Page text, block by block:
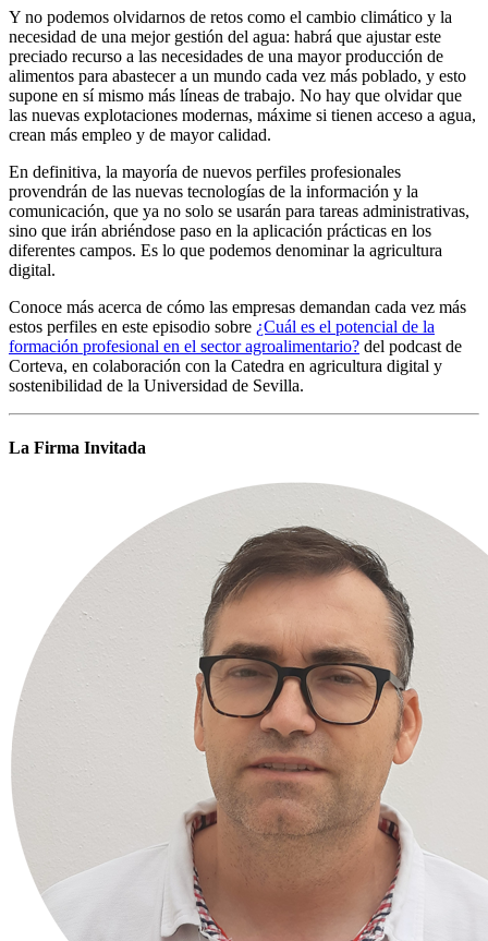
Y no podemos olvidarnos de retos como el cambio climático y la
necesidad de una mejor gestión del agua: habrá que ajustar este
preciado recurso a las necesidades de una mayor producción de
alimentos para abastecer a un mundo cada vez más poblado, y esto
supone en sí mismo más líneas de trabajo. No hay que olvidar que
las nuevas explotaciones modernas, máxime si tienen acceso a agua,
crean más empleo y de mayor calidad.
En definitiva, la mayoría de nuevos perfiles profesionales
provendrán de las nuevas tecnologías de la información y la
comunicación, que ya no solo se usarán para tareas administrativas,
sino que irán abriéndose paso en la aplicación prácticas en los
diferentes campos. Es lo que podemos denominar la agricultura
digital.
Conoce más acerca de cómo las empresas demandan cada vez más
estos perfiles en este episodio sobre ¿Cuál es el potencial de la
formación profesional en el sector agroalimentario? del podcast de
Corteva, en colaboración con la Catedra en agricultura digital y
sostenibilidad de la Universidad de Sevilla.
La Firma Invitada